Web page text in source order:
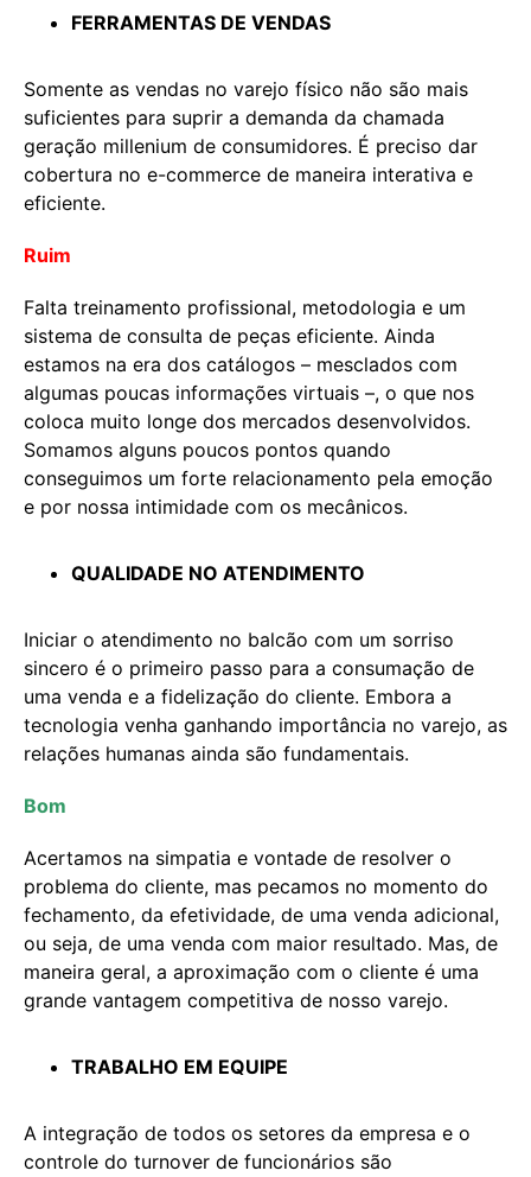
FERRAMENTAS DE VENDAS
Somente as vendas no varejo físico não são mais
suficientes para suprir a demanda da chamada
geração millenium de consumidores. É preciso dar
cobertura no e-commerce de maneira interativa e
eficiente.
Ruim
Falta treinamento profissional, metodologia e um
sistema de consulta de peças eficiente. Ainda
estamos na era dos catálogos – mesclados com
algumas poucas informações virtuais –, o que nos
coloca muito longe dos mercados desenvolvidos.
Somamos alguns poucos pontos quando
conseguimos um forte relacionamento pela emoção
e por nossa intimidade com os mecânicos.
QUALIDADE NO ATENDIMENTO
Iniciar o atendimento no balcão com um sorriso
sincero é o primeiro passo para a consumação de
uma venda e a fidelização do cliente. Embora a
tecnologia venha ganhando importância no varejo, as
relações humanas ainda são fundamentais.
Bom
Acertamos na simpatia e vontade de resolver o
problema do cliente, mas pecamos no momento do
fechamento, da efetividade, de uma venda adicional,
ou seja, de uma venda com maior resultado. Mas, de
maneira geral, a aproximação com o cliente é uma
grande vantagem competitiva de nosso varejo.
TRABALHO EM EQUIPE
A integração de todos os setores da empresa e o
controle do turnover de funcionários são